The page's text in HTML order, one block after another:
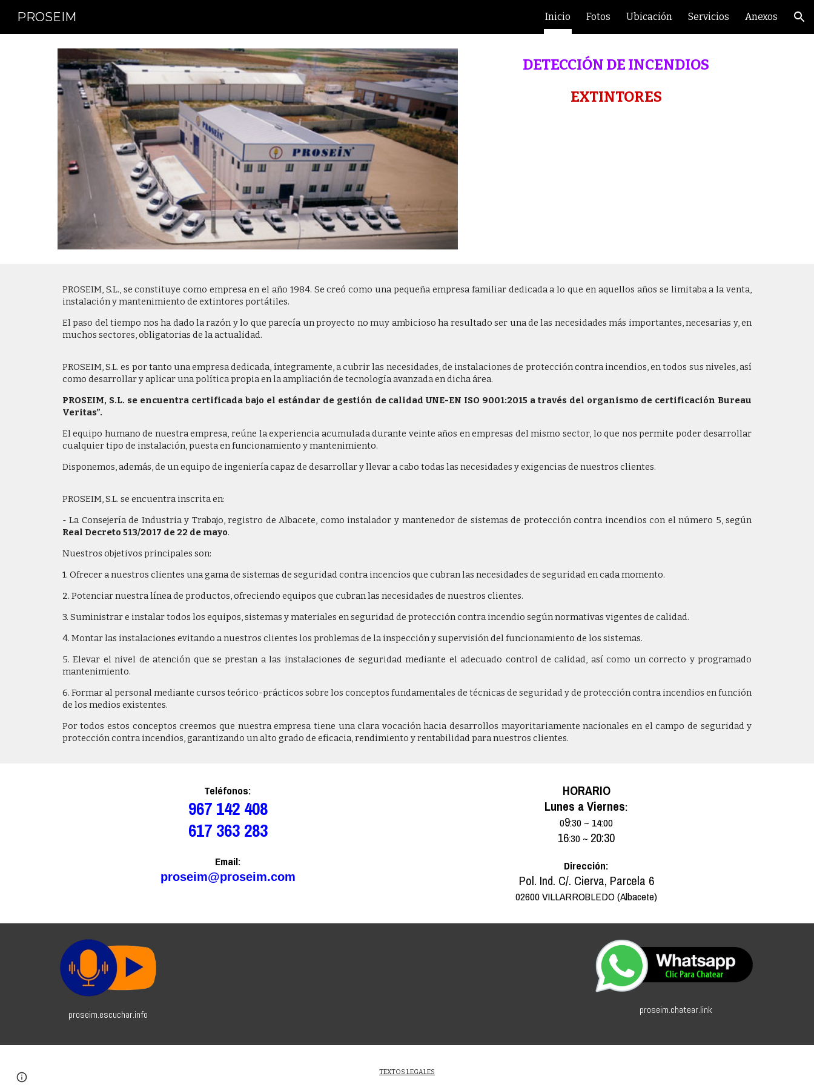
Skip to navigation
PROSEIM Inicio Fotos Ubicación Servicios Anexos
DETECCIÓN DE INCENDIOS
EXTINTORES
PROSEIM, S.L., se constituye como empresa en el año 1984. Se creó como una pequeña empresa familiar dedicada a lo que en aquellos años se limitaba a la venta,
instalación y mantenimiento de extintores portátiles.
El paso del tiempo nos ha dado la razón y lo que parecía un proyecto no muy ambicioso ha resultado ser una de las necesidades más importantes, necesarias y, en
muchos sectores, obligatorias de la actualidad.
PROSEIM, S.L. es por tanto una empresa dedicada, íntegramente, a cubrir las necesidades, de instalaciones de protección contra incendios, en todos sus niveles, así
como desarrollar y aplicar una política propia en la ampliación de tecnología avanzada en dicha área.
PROSEIM, S.L. se encuentra certificada bajo el estándar de gestión de calidad UNE-EN ISO 9001:2015 a través del organismo de certificación Bureau
Veritas”.
El equipo humano de nuestra empresa, reúne la experiencia acumulada durante veinte años en empresas del mismo sector, lo que nos permite poder desarrollar
cualquier tipo de instalación, puesta en funcionamiento y mantenimiento.
Disponemos, además, de un equipo de ingeniería capaz de desarrollar y llevar a cabo todas las necesidades y exigencias de nuestros clientes.
PROSEIM, S.L. se encuentra inscrita en:
- La Consejería de Industria y Trabajo, registro de Albacete, como instalador y mantenedor de sistemas de protección contra incendios con el número 5, según
Real Decreto 513/2017 de 22 de mayo.
Nuestros objetivos principales son:
1. Ofrecer a nuestros clientes una gama de sistemas de seguridad contra incencios que cubran las necesidades de seguridad en cada momento.
2. Potenciar nuestra línea de productos, ofreciendo equipos que cubran las necesidades de nuestros clientes.
3. Suministrar e instalar todos los equipos, sistemas y materiales en seguridad de protección contra incendio según normativas vigentes de calidad.
4. Montar las instalaciones evitando a nuestros clientes los problemas de la inspección y supervisión del funcionamiento de los sistemas.
5. Elevar el nivel de atención que se prestan a las instalaciones de seguridad mediante el adecuado control de calidad, así como un correcto y programado
mantenimiento.
6. Formar al personal mediante cursos teórico-prácticos sobre los conceptos fundamentales de técnicas de seguridad y de protección contra incendios en función
de los medios existentes.
Por todos estos conceptos creemos que nuestra empresa tiene una clara vocación hacia desarrollos mayoritariamente nacionales en el campo de seguridad y
protección contra incendios, garantizando un alto grado de eficacia, rendimiento y rentabilidad para nuestros clientes.
Teléfonos:
967 142 408
617 363 283
Email:
proseim@proseim.com
HORARIO
Lunes a Viernes:
09:30 ~ 14:00
16:30 ~ 20:30
Dirección:
Pol. Ind. C/. Cierva, Parcela 6
02600 VILLARROBLEDO (Albacete)
proseim.escuchar.info proseim.chatear.link
TEXTOS LEGALES